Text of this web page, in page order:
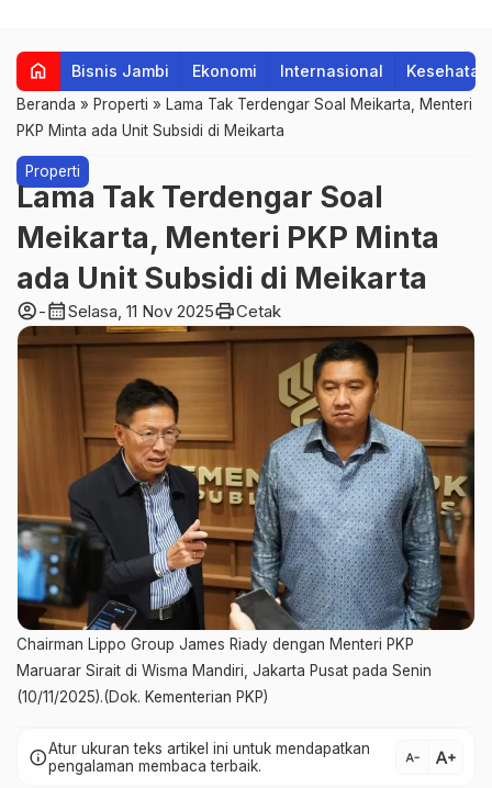
home Bisnis Jambi Ekonomi Internasional Kesehatan
Beranda » Properti » Lama Tak Terdengar Soal Meikarta, Menteri
PKP Minta ada Unit Subsidi di Meikarta
Properti
Lama Tak Terdengar Soal
Meikarta, Menteri PKP Minta
ada Unit Subsidi di Meikarta
account_circle-calendar_monthSelasa, 11 Nov 2025printCetak
Chairman Lippo Group James Riady dengan Menteri PKP
Maruarar Sirait di Wisma Mandiri, Jakarta Pusat pada Senin
(10/11/2025).(Dok. Kementerian PKP)
infoAtur ukuran teks artikel ini untuk mendapatkan
pengalaman membaca terbaik.
text_decrease text_increase